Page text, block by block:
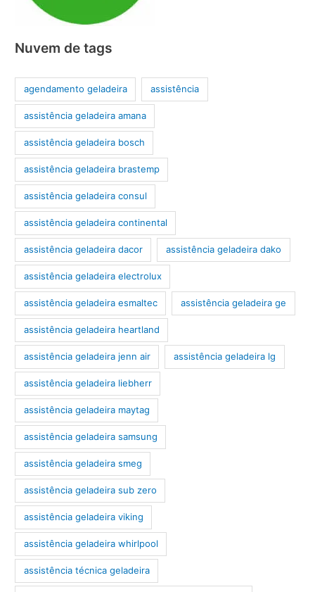
Nuvem de tags
agendamento geladeira assistência
assistência geladeira amana
assistência geladeira bosch
assistência geladeira brastemp
assistência geladeira consul
assistência geladeira continental
assistência geladeira dacor assistência geladeira dako
assistência geladeira electrolux
assistência geladeira esmaltec assistência geladeira ge
assistência geladeira heartland
assistência geladeira jenn air assistência geladeira lg
assistência geladeira liebherr
assistência geladeira maytag
assistência geladeira samsung
assistência geladeira smeg
assistência geladeira sub zero
assistência geladeira viking
assistência geladeira whirlpool
assistência técnica geladeira